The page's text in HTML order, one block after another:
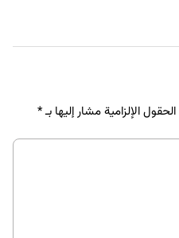
الحقول الإلزامية مشار إليها بـ*